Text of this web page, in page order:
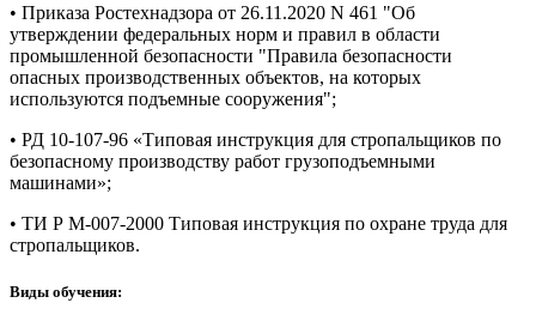
• Приказа Ростехнадзора от 26.11.2020 N 461 "Об
утверждении федеральных норм и правил в области
промышленной безопасности "Правила безопасности
опасных производственных объектов, на которых
используются подъемные сооружения";
• РД 10-107-96 «Типовая инструкция для стропальщиков по
безопасному производству работ грузоподъемными
машинами»;
• ТИ Р М-007-2000 Типовая инструкция по охране труда для
стропальщиков.
Виды обучения: